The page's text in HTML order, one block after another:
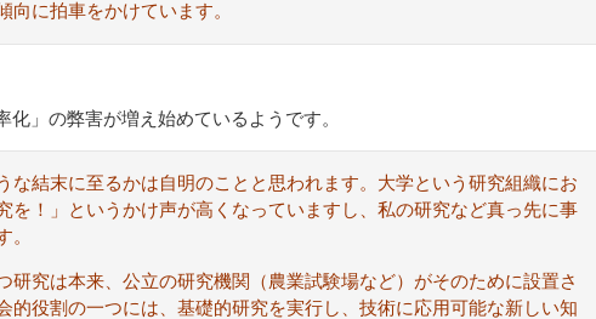
向に拍車をかけています。
」の弊害が増え始めているようです。
結末に至るかは自明のことと思われます。大学という研究組織にお
を！」というかけ声が高くなっていますし、私の研究など真っ先に事
。
究は本来、公立の研究機関（農業試験場など）がそのために設置さ
的役割の一つには、基礎的研究を実行し、技術に応用可能な新しい知